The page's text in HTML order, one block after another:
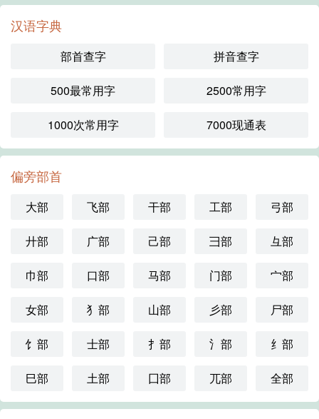
汉语字典
部首查字 拼音查字
500最常用字 2500常用字
1000次常用字 7000现通表
偏旁部首
大部 飞部 干部 工部 弓部
廾部 广部 己部 彐部 彑部
巾部 口部 马部 门部 宀部
女部 犭部 山部 彡部 尸部
饣部 士部 扌部 氵部 纟部
巳部 土部 囗部 兀部 全部